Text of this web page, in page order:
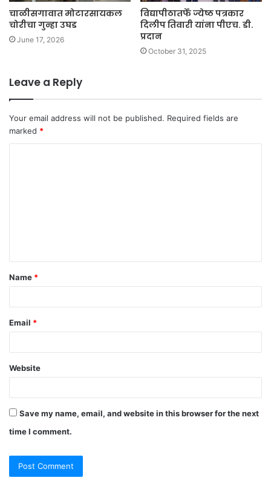
चाळीसगावात मोटारसायकल
चोरीचा गुन्हा उघड
June 17, 2026
विद्यापीठातर्फे ज्येष्ठ पत्रकार
दिलीप तिवारी यांना पीएच. डी.
प्रदान
October 31, 2025
Leave a Reply
Your email address will not be published. Required fields are
marked *
t
*
Name *
Email *
Website
Save my name, email, and website in this browser for the next
time I comment.